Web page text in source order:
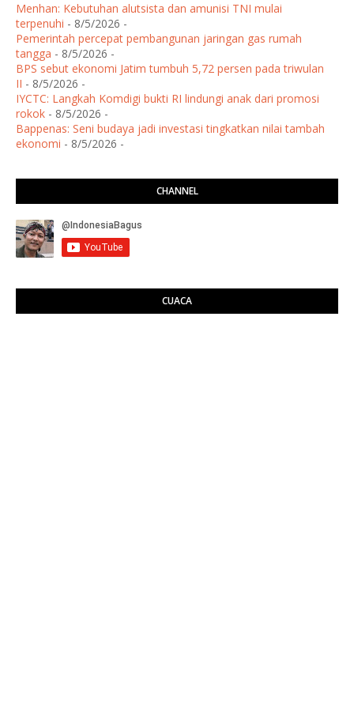
Menhan: Kebutuhan alutsista dan amunisi TNI mulai
terpenuhi - 8/5/2026 -
Pemerintah percepat pembangunan jaringan gas rumah
tangga - 8/5/2026 -
BPS sebut ekonomi Jatim tumbuh 5,72 persen pada triwulan
II - 8/5/2026 -
IYCTC: Langkah Komdigi bukti RI lindungi anak dari promosi
rokok - 8/5/2026 -
Bappenas: Seni budaya jadi investasi tingkatkan nilai tambah
ekonomi - 8/5/2026 -
CHANNEL
CUACA